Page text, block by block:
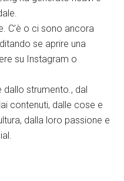
C’è o ci sono ancora
se aprire una
su Instagram o
dallo strumento., dal
contenuti, dalle cose e
dalla loro passione e